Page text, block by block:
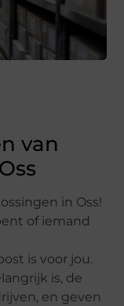
van
in Oss!
of iemand
is voor jou.
is, de
en geven